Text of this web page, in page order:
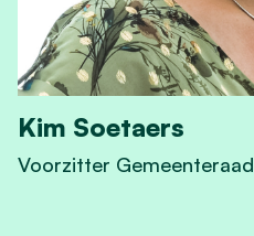
Kim Soetaers
Voorzitter Gemeenteraad